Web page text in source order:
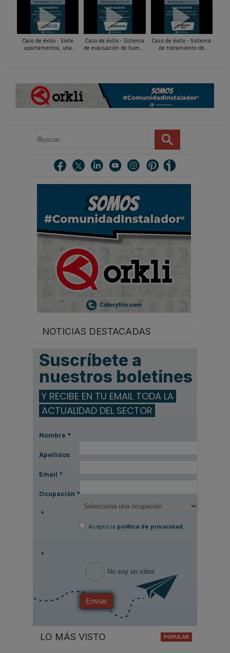
de expansión para
tuberías PEX
infraestructura activa de
gestión del agua...
| Mecatrónica Industrial
Caso de éxito - Siete
apartamentos, una
Caso de éxito - Sistema
de evacuación de humos
Caso de éxito - Sistema
de tratamiento de
u
r
.
NOTICIAS DESTACADAS
Suscríbete a
nuestros boletines
Y RECIBE EN TU EMAIL TODA LA
ACTUALIDAD DEL SECTOR
Nombre *
Apellidos
Email *
Ocupación *
*
Acepto la política de privacidad.
*
No soy un robot
Enviar
LO MÁS VISTO